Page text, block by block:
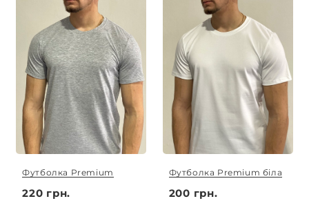
Футболка Premium
220 грн.
Футболка Premium біла
200 грн.